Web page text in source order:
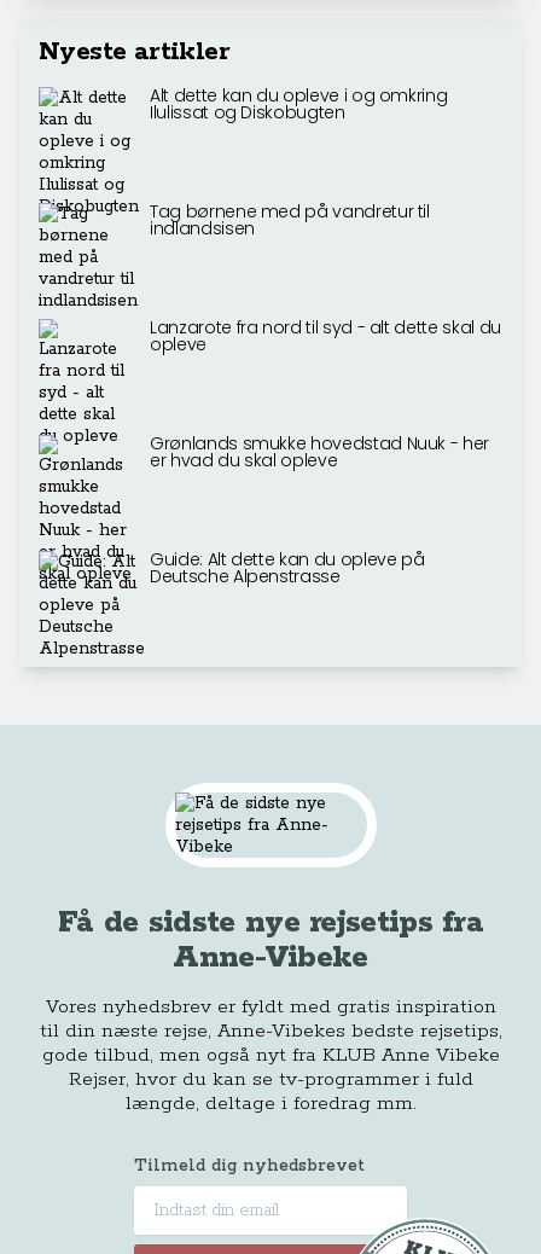
Nyeste artikler
Alt dette kan du opleve i og omkring
Ilulissat og Diskobugten
Tag børnene med på vandretur til
indlandsisen
Lanzarote fra nord til syd - alt dette skal du
opleve
Grønlands smukke hovedstad Nuuk - her
er hvad du skal opleve
Guide: Alt dette kan du opleve på
Deutsche Alpenstrasse
Få de sidste nye rejsetips fra
Anne-Vibeke
Vores nyhedsbrev er fyldt med gratis inspiration
til din næste rejse, Anne-Vibekes bedste rejsetips,
gode tilbud, men også nyt fra KLUB Anne Vibeke
Rejser, hvor du kan se tv-programmer i fuld
længde, deltage i foredrag mm.
Tilmeld dig nyhedsbrevet